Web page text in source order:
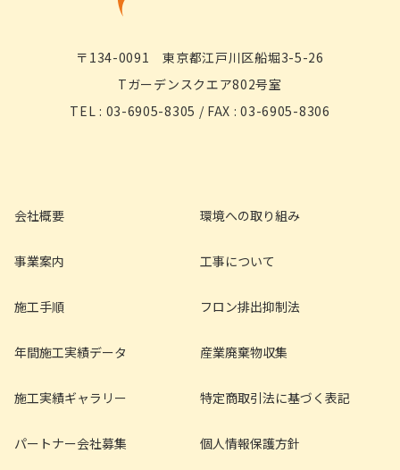
〒134-0091 東京都江戸川区船堀3-5-26
Tガーデンスクエア802号室
TEL : 03-6905-8305 / FAX : 03-6905-8306
会社概要
事業案内
施工手順
年間施工実績データ
環境への取り組み
工事について
フロン排出抑制法
産業廃棄物収集
施工実績ギャラリー
パートナー会社募集
特定商取引法に基づく表記
個人情報保護方針